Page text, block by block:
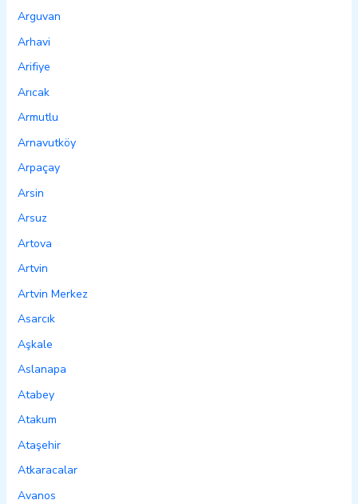
Arguvan
Arhavi
Arifiye
Arıcak
Armutlu
Arnavutköy
Arpaçay
Arsin
Arsuz
Artova
Artvin
Artvin Merkez
Asarcık
Aşkale
Aslanapa
Atabey
Atakum
Ataşehir
Atkaracalar
Avanos